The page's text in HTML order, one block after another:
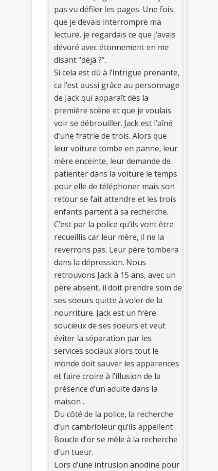
pas vu défiler les pages. Une fois
que je devais interrompre ma
lecture, je regardais ce que j’avais
dévoré avec étonnement en me
disant “déjà ?”.
Si cela est dû à l’intrigue prenante,
ca l’est aussi grâce au personnage
de Jack qui apparaît dès la
première scène et que je voulais
voir se débrouiller. Jack est l’aîné
d’une fratrie de trois. Alors que
leur voiture tombe en panne, leur
mère enceinte, leur demande de
patienter dans la voiture le temps
pour elle de téléphoner mais son
retour se fait attendre et les trois
enfants partent à sa recherche.
C’est par la police qu’ils vont être
recueillis car leur mère, il ne la
reverrons pas. Leur père tombera
dans la dépression. Nous
retrouvons Jack à 15 ans, avec un
père absent, il doit prendre soin de
ses soeurs quitte à voler de la
nourriture. Jack est un frère
soucieux de ses soeurs et veut
éviter la séparation par les
services sociaux alors tout le
monde doit sauver les apparences
et faire croire à l’illusion de la
présence d’un adulte dans la
maison .
Du côté de la police, la recherche
d’un cambrioleur qu’ils appellent
Boucle d’or se mêle à la recherche
d’un tueur.
Lors d’une intrusion anodine pour